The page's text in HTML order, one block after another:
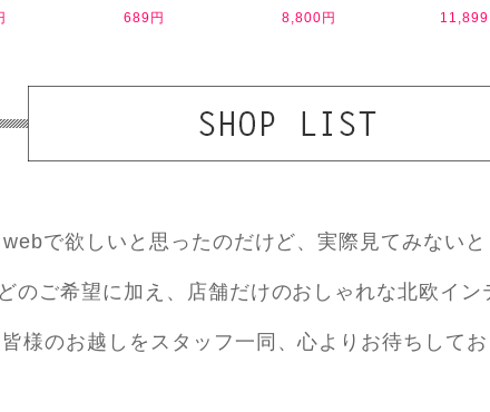
689円
8,800円
11,899
webで欲しいと思ったのだけど、実際見てみないと
のご希望に加え、店舗だけのおしゃれな北欧イ
皆様のお越しをスタッフ一同、心よりお待ちしてお